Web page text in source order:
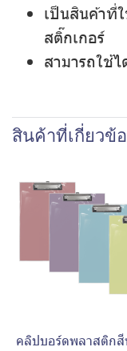
เป็นสินค้าที่
สติ๊กเกอร์
สามารถใช้
สินค้าที่เกี่ยวข้
คลิปบอร์ดพลาสติกสี